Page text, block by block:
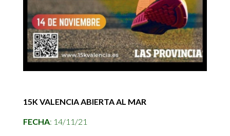
15K VALENCIA ABIERTA AL MAR
FECHA: 14/11/21